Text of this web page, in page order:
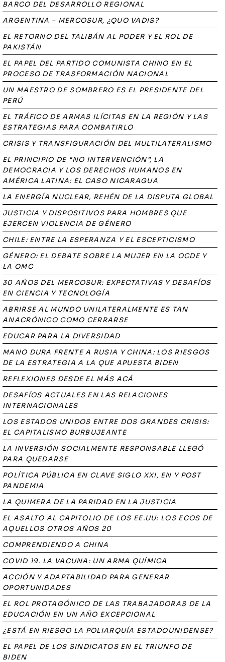
BARCO DEL DESARROLLO REGIONAL
ARGENTINA – MERCOSUR, ¿QUO VADIS?
EL RETORNO DEL TALIBÁN AL PODER Y EL ROL DE
PAKISTÁN
EL PAPEL DEL PARTIDO COMUNISTA CHINO EN EL
PROCESO DE TRASFORMACIÓN NACIONAL
UN MAESTRO DE SOMBRERO ES EL PRESIDENTE DEL
PERÚ
EL TRÁFICO DE ARMAS ILÍCITAS EN LA REGIÓN Y LAS
ESTRATEGIAS PARA COMBATIRLO
CRISIS Y TRANSFIGURACIÓN DEL MULTILATERALISMO
EL PRINCIPIO DE “NO INTERVENCIÓN”, LA
DEMOCRACIA Y LOS DERECHOS HUMANOS EN
AMÉRICA LATINA: EL CASO NICARAGUA
LA ENERGÍA NUCLEAR, REHÉN DE LA DISPUTA GLOBAL
JUSTICIA Y DISPOSITIVOS PARA HOMBRES QUE
EJERCEN VIOLENCIA DE GÉNERO
CHILE: ENTRE LA ESPERANZA Y EL ESCEPTICISMO
GÉNERO: EL DEBATE SOBRE LA MUJER EN LA OCDE Y
LA OMC
30 AÑOS DEL MERCOSUR: EXPECTATIVAS Y DESAFÍOS
EN CIENCIA Y TECNOLOGÍA
ABRIRSE AL MUNDO UNILATERALMENTE ES TAN
ANACRÓNICO COMO CERRARSE
EDUCAR PARA LA DIVERSIDAD
MANO DURA FRENTE A RUSIA Y CHINA: LOS RIESGOS
DE LA ESTRATEGIA A LA QUE APUESTA BIDEN
REFLEXIONES DESDE EL MÁS ACÁ
DESAFÍOS ACTUALES EN LAS RELACIONES
INTERNACIONALES
LOS ESTADOS UNIDOS ENTRE DOS GRANDES CRISIS:
EL CAPITALISMO BURBUJEANTE
LA INVERSIÓN SOCIALMENTE RESPONSABLE LLEGÓ
PARA QUEDARSE
POLÍTICA PÚBLICA EN CLAVE SIGLO XXI, EN Y POST
PANDEMIA
LA QUIMERA DE LA PARIDAD EN LA JUSTICIA
EL ASALTO AL CAPITOLIO DE LOS EE.UU: LOS ECOS DE
AQUELLOS OTROS AÑOS 20
COMPRENDIENDO A CHINA
COVID 19. LA VACUNA: UN ARMA QUÍMICA
ACCIÓN Y ADAPTABILIDAD PARA GENERAR
OPORTUNIDADES
EL ROL PROTAGÓNICO DE LAS TRABAJADORAS DE LA
EDUCACIÓN EN UN AÑO EXCEPCIONAL
¿ESTÁ EN RIESGO LA POLIARQUÍA ESTADOUNIDENSE?
EL PAPEL DE LOS SINDICATOS EN EL TRIUNFO DE
BIDEN